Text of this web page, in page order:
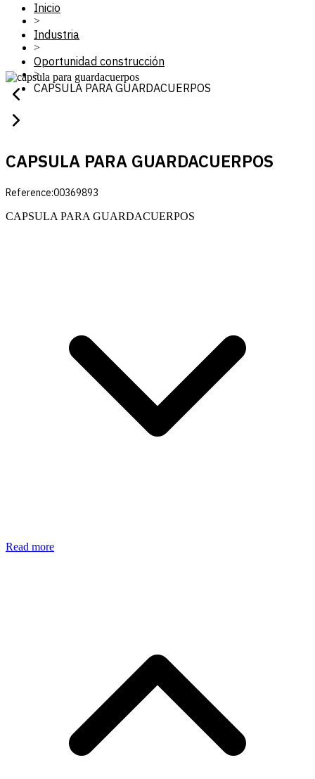
Inicio
>
Industria
>
Oportunidad construcción
>
CAPSULA PARA GUARDACUERPOS
CAPSULA PARA GUARDACUERPOS
Reference:00369893
CAPSULA PARA GUARDACUERPOS
Read more